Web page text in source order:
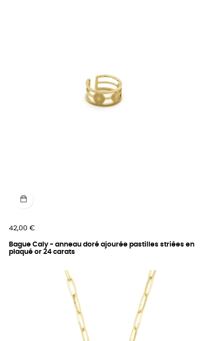
Prix
42,00 €
Bague Caly - anneau doré ajourée pastilles striées en
plaqué or 24 carats